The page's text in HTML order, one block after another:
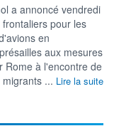
a ​annoncé vendredi
pour les
en
aux mesures
Rome à l'encontre de
... Lire la suite